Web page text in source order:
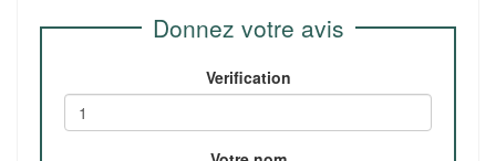
Donnez votre avis
Verification